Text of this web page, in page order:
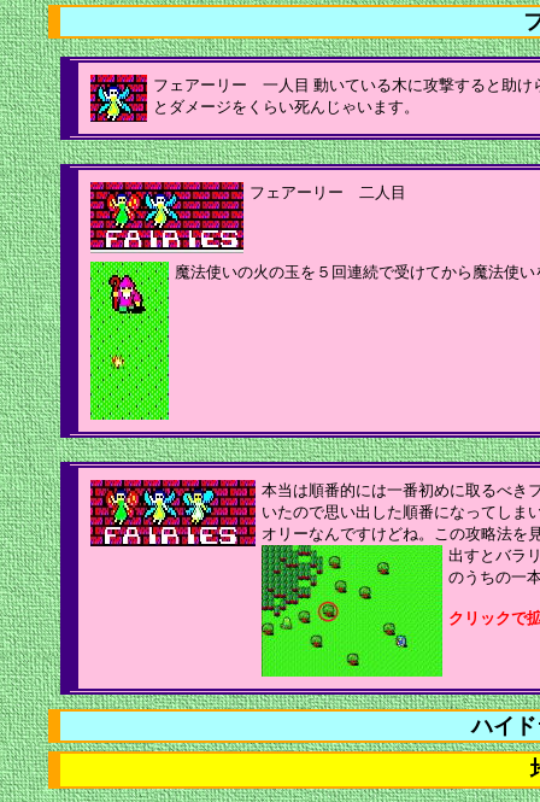
フェアーリー 一人目 動いている木に攻撃すると助け
とダメージをくらい死んじゃいます。
フェアーリー 二人目
魔法使いの火の玉を５回連続で受けてから魔法使
本当は順番的には一番初めに取るべき
いたので思い出した順番になってしま
オリーなんですけどね。この攻略法を
出すとバラ
のうちの一
クリックで
ハイ